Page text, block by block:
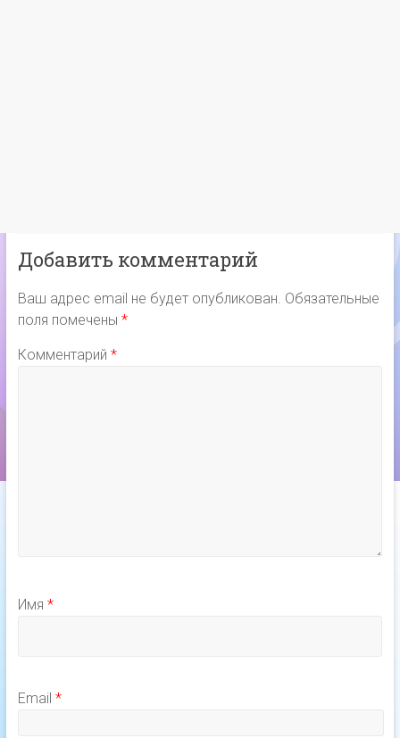
Добавить комментарий
Ваш адрес email не будет опубликован. Обязательные
поля помечены *
Комментарий *
Имя *
Email *